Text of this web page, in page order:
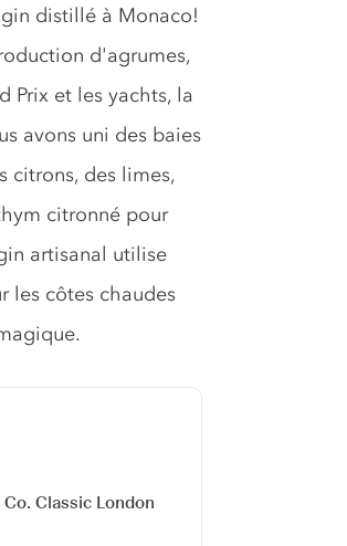
distillé à Monaco!
d'agrumes,
Prix et les yachts, la
avons uni des baies
citrons, des limes,
citronné pour
artisanal utilise
les côtes chaudes
Classic London